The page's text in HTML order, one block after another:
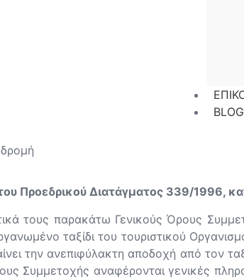
BLOG
Προεδρικού Διατάγματος 339/1996,
τους παρακάτω Γενικούς Όρους
ταξίδι του τουριστικού
την ανεπιφύλακτη αποδοχή από
Συμμετοχής αναφέρονται γενικές